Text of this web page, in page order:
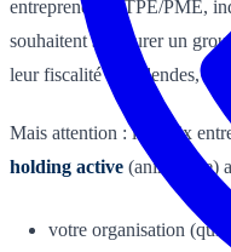
entrepreneurs (TPE/PME,
souhaitent structurer un
leur fiscalité (dividendes,
Mais attention : le choix
holding active (animatrice)
votre organisation (qui